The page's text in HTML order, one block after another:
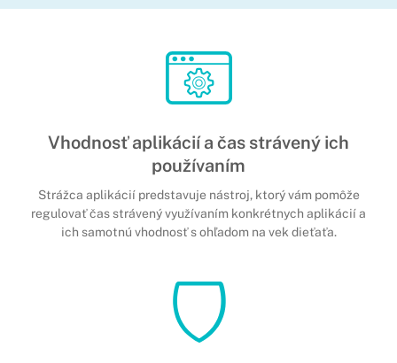
Vhodnosť aplikácií a čas strávený ich
používaním
Strážca aplikácií predstavuje nástroj, ktorý vám pomôže
regulovať čas strávený využívaním konkrétnych aplikácií a
ich samotnú vhodnosť s ohľadom na vek dieťaťa.